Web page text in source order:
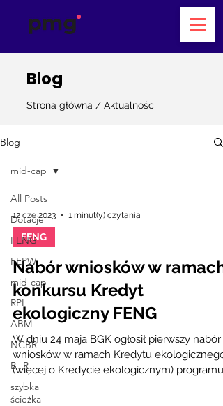
Blog
Strona główna / Aktualności
Blog
All Posts
Dotacje
FENG
FEPW
mid-cap
RPI
ABM
NCBR
B+R
szybka
ścieżka
mid-cap
12 cze 2023 1 minut(y) czytania
FENG
Nabór wniosków w ramach
konkursu Kredyt
ekologiczny FENG
W dniu 24 maja BGK ogłosił pierwszy nabór
wniosków w ramach Kredytu ekologicznego
(więcej o Kredycie ekologicznym) programu
FENG. Ze...